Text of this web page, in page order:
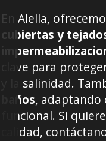
En Alella,
cubiertas y
clave para
y la salinidad.
baños, adaptando
funcional. Si
calidad,